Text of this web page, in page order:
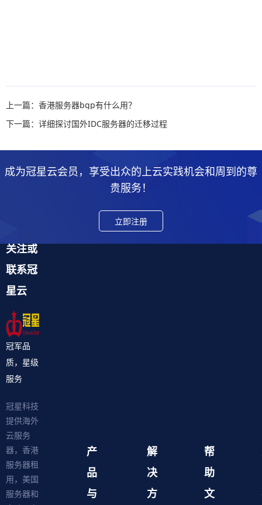
上一篇：香港服务器bgp有什么用？
下一篇：详细探讨国外IDC服务器的迁移过程
成为冠星云会员，享受出众的上云实践机会和周到的尊
贵服务！
立即注册
关注或
联系冠
星云
冠军品
质，星级
服务
冠星科技
提供海外
云服务
器，香港
服务器租
用，美国
服务器和
产
品
与
解
决
方
帮
助
文